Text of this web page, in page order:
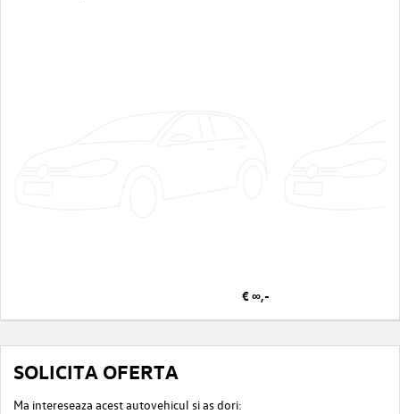
€ ∞,-
SOLICITA OFERTA
Ma intereseaza acest autovehicul si as dori: